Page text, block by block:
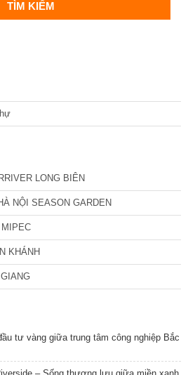
LONG BIÊN
NỘI SEASON GARDEN
KHÁNH
tư vàng giữa trung tâm công nghiệp Bắc